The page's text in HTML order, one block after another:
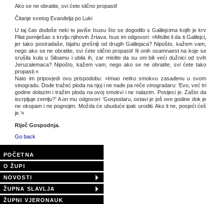
Ako se ne obratite, svi ćete slično propasti!
Čitanje svetog Evanđelja po Luki
U taj čas dođoše neki te javiše Isusu što se dogodilo s Galilejcima kojih je krv
Pilat pomiješao s krvlju njihovih žrtava. Isus im odgovori: »Mislite li da ti Galilejci,
jer tako postradaše, bijahu grešniji od drugih Galilejaca? Nipošto, kažem vam,
nego ako se ne obratite, svi ćete slično propasti! Ili onih osamnaest na koje se
srušila kula u Siloamu i ubila ih, zar mislite da su oni bili veći dužnici od svih
Jeruzalemaca? Nipošto, kažem vam, nego ako se ne obratite, svi ćete tako
propasti.«
Nato im pripovjedi ovu prispodobu: »Imao netko smokvu zasađenu u svom
vinogradu. Dođe tražeć ploda na njoj i ne nađe pa reče vinogradaru: ’Evo, već tri
godine dolazim i tražim ploda na ovoj smokvi i ne nalazim. Posijeci je. Zašto da
iscrpljuje zemlju?’ A on mu odgovori: ’Gospodaru, ostavi je još ove godine dok je
ne okopam i ne pognojim. Možda će ubuduće ipak uroditi. Ako li ne, posjeći ćeš
je.’«
Riječ Gospodnja.
Go back
POČETNA
O ŽUPI
NOVOSTI
ŽUPNA SLAVLJA
ŽUPNI VJERONAUK